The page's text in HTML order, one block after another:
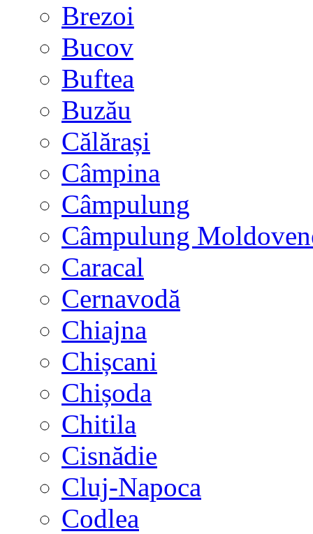
Brezoi
Bucov
Buftea
Buzău
Călărași
Câmpina
Câmpulung
Câmpulung
Caracal
Cernavodă
Chiajna
Chișcani
Chișoda
Chitila
Cisnădie
Cluj-Napoca
Codlea